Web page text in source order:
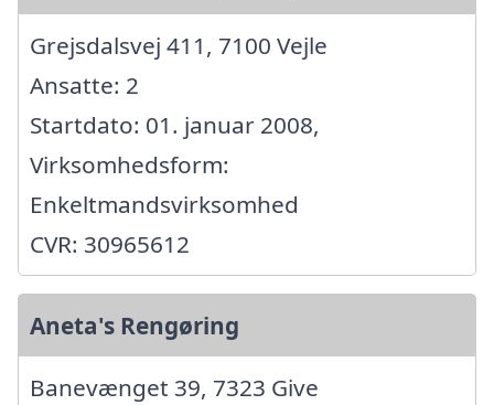
Grejsdalsvej 411, 7100 Vejle
Ansatte: 2
Startdato: 01. januar 2008,
Virksomhedsform:
Enkeltmandsvirksomhed
CVR: 30965612
Aneta's Rengøring
Banevænget 39, 7323 Give